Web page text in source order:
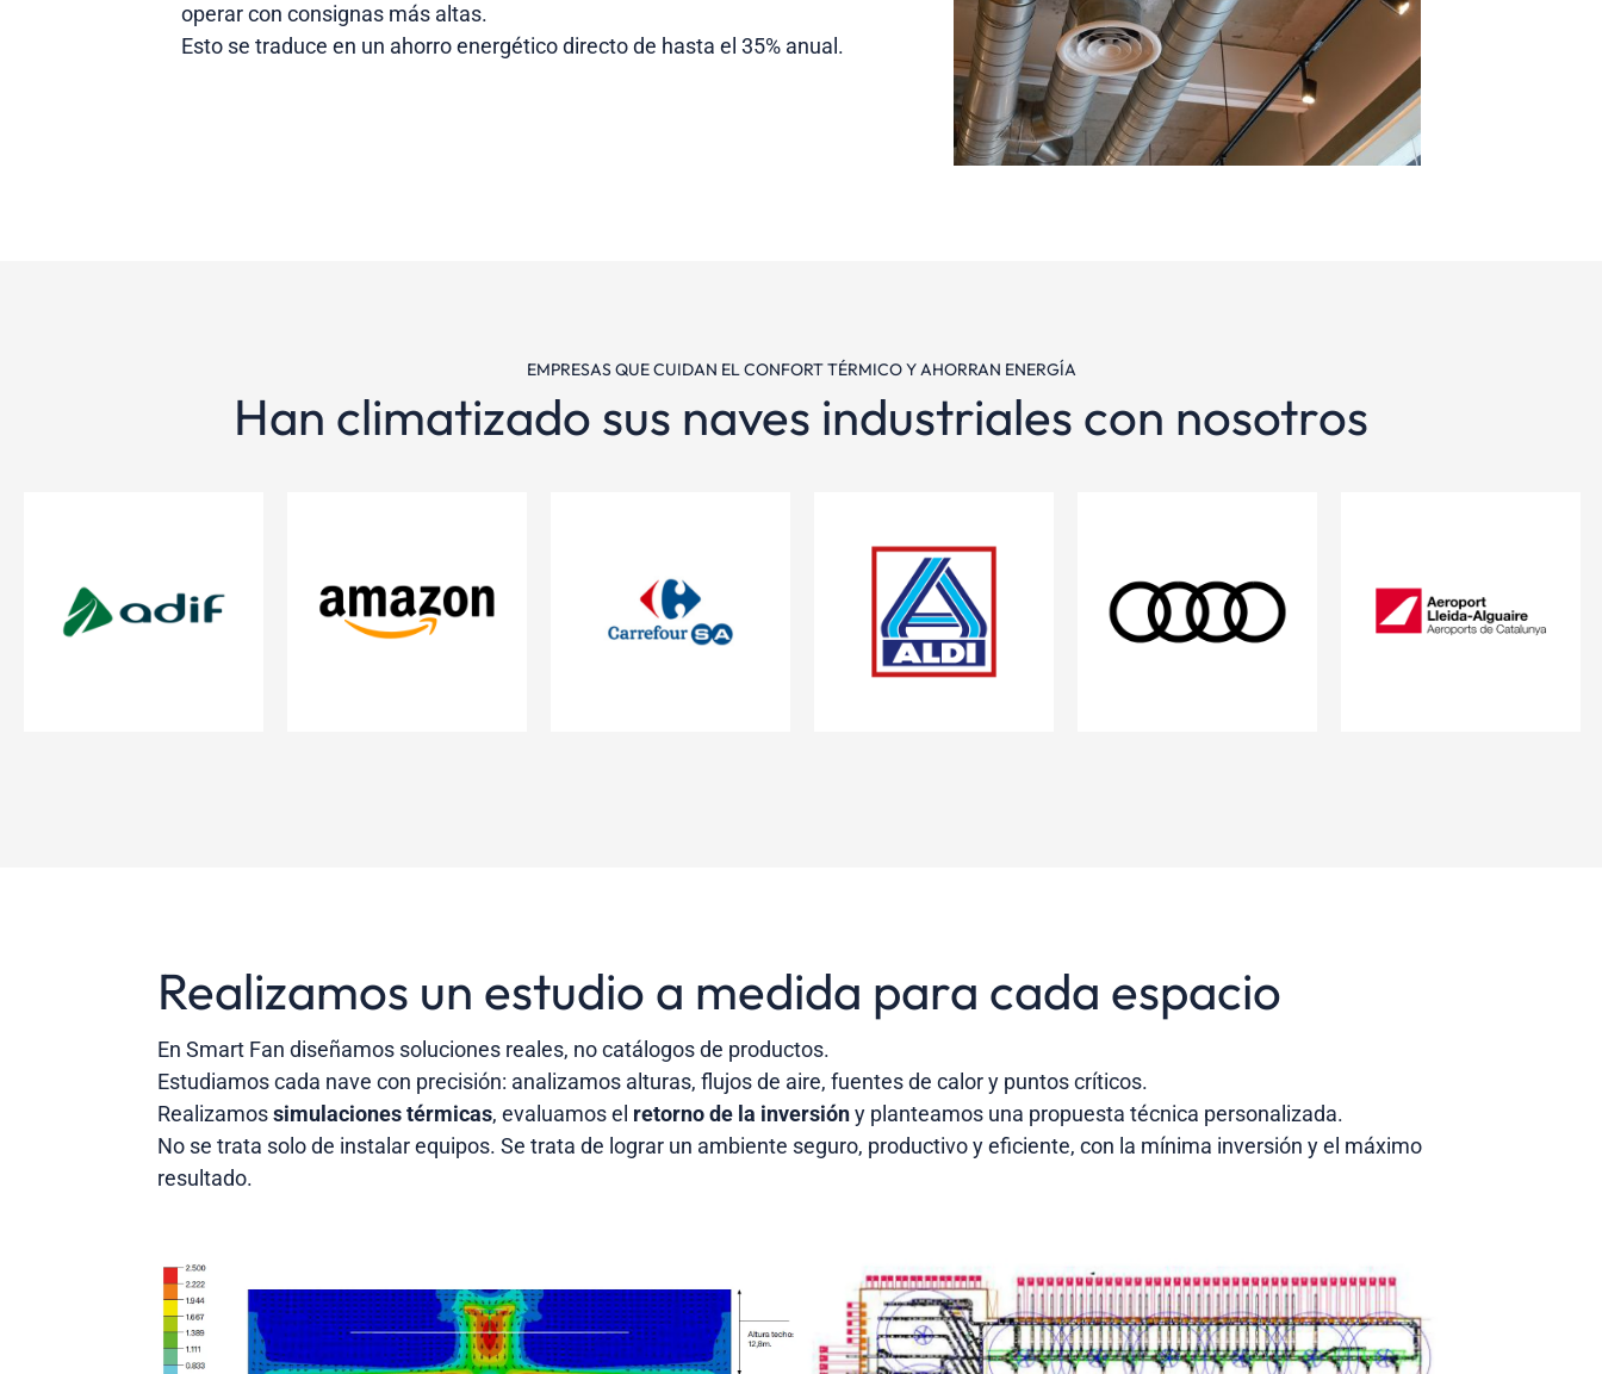
operar con consignas más altas.
Esto se traduce en un ahorro energético directo de hasta el 35% anual.
EMPRESAS QUE CUIDAN EL CONFORT TÉRMICO Y AHORRAN ENERGÍA
Han climatizado sus naves industriales con nosotros
Realizamos un estudio a medida para cada espacio
En Smart Fan diseñamos soluciones reales, no catálogos de productos.
Estudiamos cada nave con precisión: analizamos alturas, flujos de aire, fuentes de calor y puntos críticos.
Realizamossimulaciones térmicas, evaluamos el retorno de la inversióny planteamos una propuesta técnica personalizada.
No se trata solo de instalar equipos. Se trata de lograr un ambiente seguro, productivo y eficiente, con la mínima inversión y el máximo
resultado.